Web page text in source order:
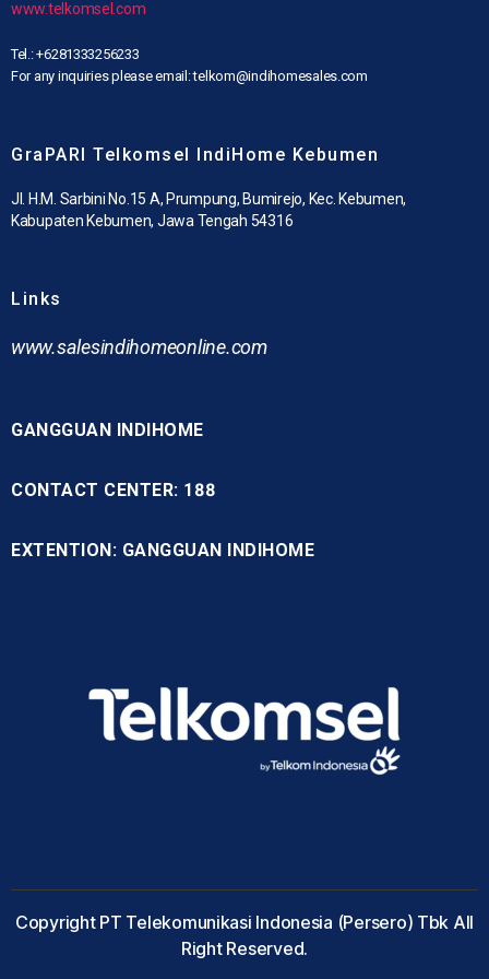
www.telkomsel.com
Tel.: +6281333256233
For any inquiries please email: telkom@indihomesales.com
GraPARI Telkomsel IndiHome Kebumen
Jl. H.M. Sarbini No.15 A, Prumpung, Bumirejo, Kec. Kebumen,
Kabupaten Kebumen, Jawa Tengah 54316
Links
www.salesindihomeonline.com
GANGGUAN INDIHOME
CONTACT CENTER: 188
EXTENTION: GANGGUAN INDIHOME
Copyright PT Telekomunikasi Indonesia (Persero) Tbk All
Right Reserved.